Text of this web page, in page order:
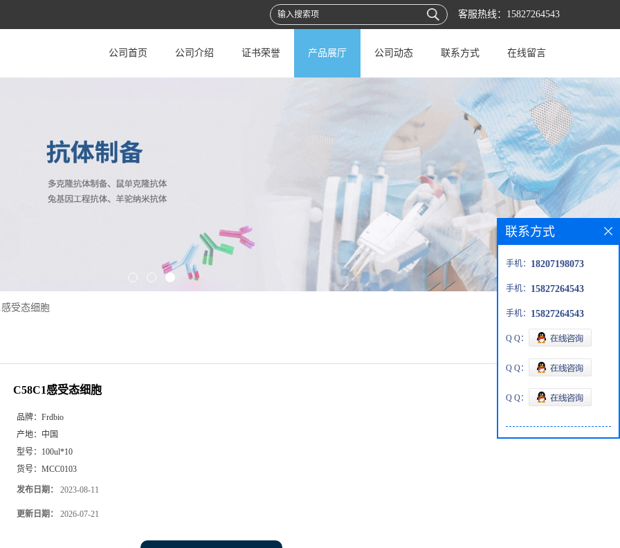
客服热线： 15827264543
公司首页 公司介绍 证书荣誉 产品展厅 公司动态 联系方式 在线留言
感受态细胞
C58C1感受态细胞
品牌： Frdbio
产地： 中国
型号： 100ul*10
货号： MCC0103
发布日期： 2023-08-11
更新日期： 2026-07-21
联系方式
手机： 18207198073
手机： 15827264543
手机： 15827264543
Q Q：
Q Q：
Q Q：